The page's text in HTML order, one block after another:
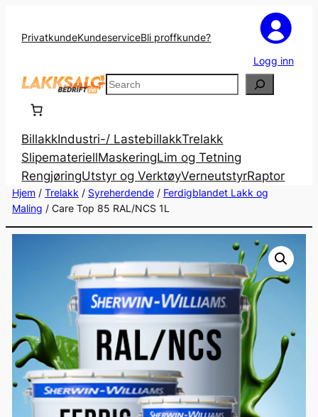
PrivatkundeKundeserviceBli proffkunde?
Logg inn
Search
BillakkIndustri-/ LastebillakkTrelakk
SlipemateriellMaskeringLim og Tetning
RengjøringUtstyr og VerktøyVerneutstyrRaptor
Hjem/ Trelakk / Syreherdende/ Ferdigblandet Lakk og
Maling / Care Top 85 RAL/NCS 1L